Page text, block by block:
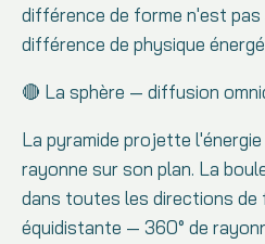
différence de forme n'est pas
différence de physique
🔴 La sphère — diffusion
La pyramide projette
rayonne sur son plan. La
dans toutes les directions
équidistante — 360° de